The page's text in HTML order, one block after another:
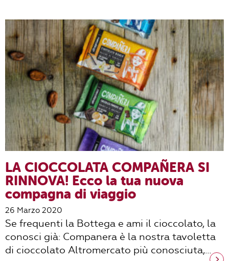
LA CIOCCOLATA COMPAÑERA SI
RINNOVA! Ecco la tua nuova
compagna di viaggio
26 Marzo 2020
Se frequenti la Bottega e ami il cioccolato, la
conosci già: Companera è la nostra tavoletta
di cioccolato Altromercato più conosciuta,…